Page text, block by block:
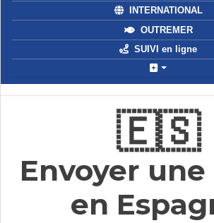
INTERNATIONAL
OUTREMER
SUIVI en ligne
🇪🇸
Envoyer
en